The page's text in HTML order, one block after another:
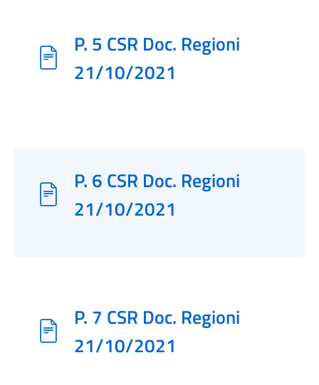
P. 5 CSR Doc. Regioni
21/10/2021
P. 6 CSR Doc. Regioni
21/10/2021
P. 7 CSR Doc. Regioni
21/10/2021